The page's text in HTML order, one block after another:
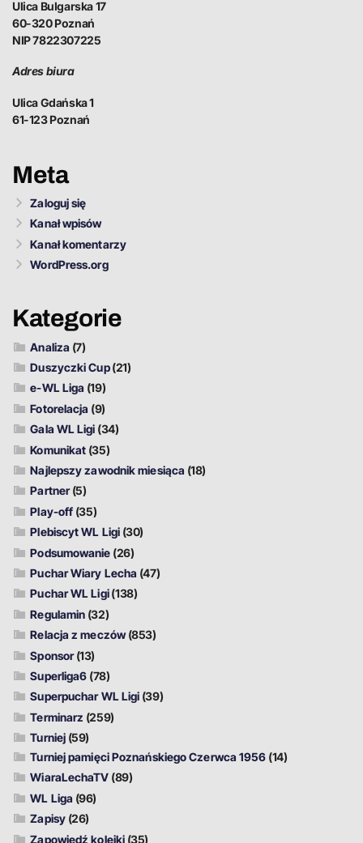
Ulica Bulgarska 17
60-320 Poznań
NIP 7822307225
Adres biura
Ulica Gdańska 1
61-123 Poznań
Meta
Zaloguj się
Kanał wpisów
Kanał komentarzy
WordPress.org
Kategorie
Analiza (7)
Duszyczki Cup(21)
e-WL Liga (19)
Fotorelacja (9)
Gala WL Ligi (34)
Komunikat (35)
Najlepszy zawodnik miesiąca (18)
Partner(5)
Play-off (35)
Plebiscyt WL Ligi (30)
Podsumowanie (26)
Puchar Wiary Lecha (47)
Puchar WL Ligi(138)
Regulamin (32)
Relacja z meczów(853)
Sponsor(13)
Superliga6 (78)
Superpuchar WL Ligi (39)
Terminarz (259)
Turniej (59)
Turniej pamięci Poznańskiego Czerwca 1956 (14)
WiaraLechaTV (89)
WL Liga (96)
Zapisy(26)
Zapowiedź kolejki (35)